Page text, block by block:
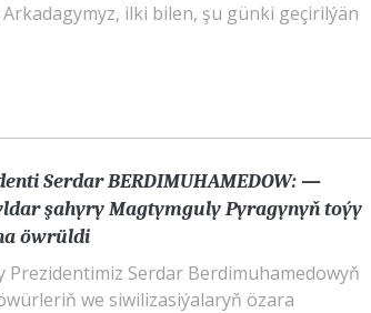
ilki bilen, şu günki geçirilýän
Serdar BERDIMUHAMEDOW: —
şahyry Magtymguly Pyragynyň toýy
öwrüldi
Prezidentimiz Serdar Berdimuhamedowyň
we siwilizasiýalaryň özara